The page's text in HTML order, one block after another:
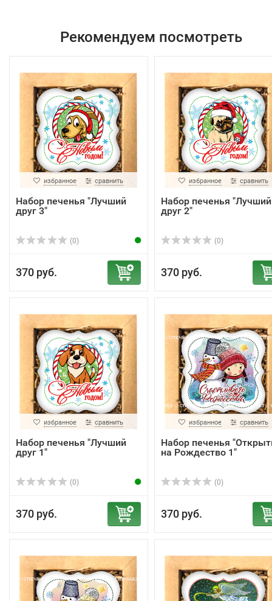
Рекомендуем посмотреть
избранное сравнить
Набор печенья "Лучший
друг 3"
(0)
370 руб.
избранное сравнить
Набор печенья "Лучший
друг 2"
(0)
370 руб.
избранное сравнить
Набор печенья "Лучший
друг 1"
(0)
370 руб.
избранное сравнить
Набор печенья
на Рождество 1"
(0)
370 руб.